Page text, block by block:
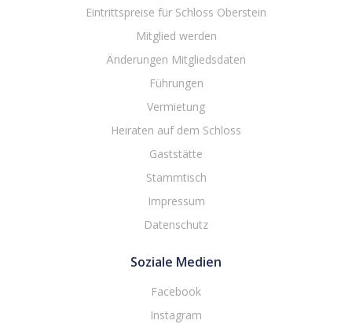
Eintrittspreise für Schloss Oberstein
Mitglied werden
Änderungen Mitgliedsdaten
Führungen
Vermietung
Heiraten auf dem Schloss
Gaststätte
Stammtisch
Impressum
Datenschutz
Soziale Medien
Facebook
Instagram